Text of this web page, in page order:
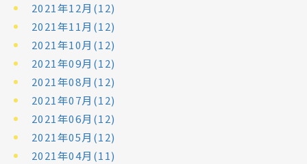
2021年12月(12)
2021年11月(12)
2021年10月(12)
2021年09月(12)
2021年08月(12)
2021年07月(12)
2021年06月(12)
2021年05月(12)
2021年04月(11)